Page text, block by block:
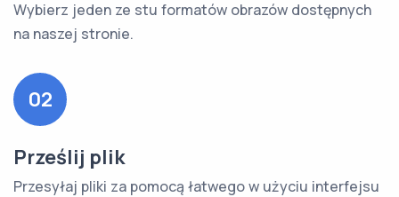
Wybierz jeden ze stu formatów obrazów dostępnych
na naszej stronie.
02
Prześlij plik
Przesyłaj pliki za pomocą łatwego w użyciu interfejsu